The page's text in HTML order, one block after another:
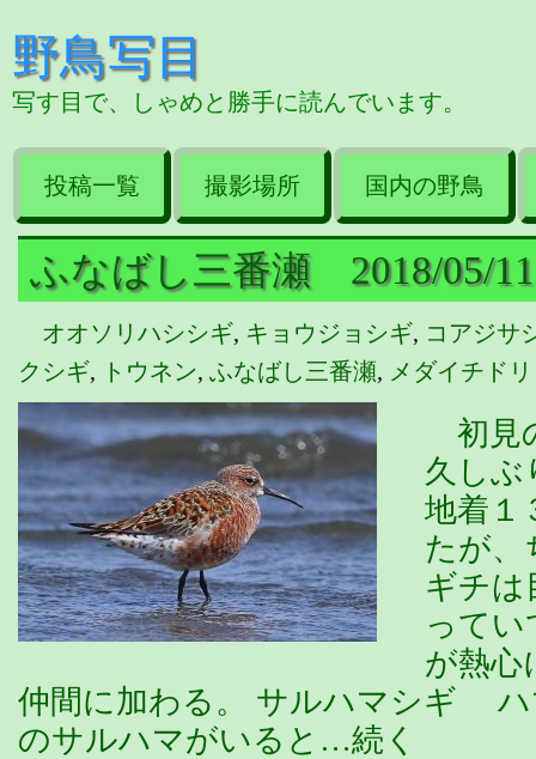
野鳥写目
写す目で、しゃめと勝手に読んでいます。
投稿一覧 撮影場所 国内の野鳥
ふなばし三番瀬 2018/05/11
オオソリハシシギ, キョウジョシギ, コアジサ
クシギ, トウネン, ふなばし三番瀬, メダイチドリ
初見
久し
地着１
たが、
ギチは
ってい
が熱
仲間に加わる。 サルハマシギ ハ
のサルハマがいると…続く